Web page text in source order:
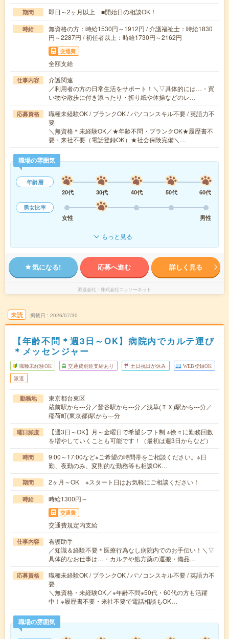
期間 即日～2ヶ月以上 ■開始日の相談OK！
時給
無資格の方：時給1530円～1912円 / 介護福祉士：時給1830
円～2287円 / 初任者以上：時給1730円～2162円
交通費
全額支給
仕事内容
介護関連
／利用者の方の日常生活をサポート！＼▽具体的には…・買
い物や散歩に付き添ったり・折り紙や体操などのレ…
応募資格
職種未経験OK / ブランクOK / パソコンスキル不要 / 英語力不
要
＼無資格＊未経験OK／★年齢不問・ブランクOK★履歴書不
要・来社不要（電話登録OK）★社会保険完備＼…
職場の雰囲気
年齢層
20代
30代 40代 50代
60代
男女比率
女性
男性
もっと見る
気になる! 応募へ進む 詳しく見る
派遣会社 株式会社ニッソーネット
未読 掲載日 2026/07/30
【年齢不問＊週3日～OK】病院内でカルテ運び
＊メッセンジャー
職種未経験OK 交通費別途支給あり 土日祝日が休み WEB登録OK
派遣
勤務地
東京都台東区
蔵前駅から---分／鶯谷駅から---分／浅草(ＴＸ)駅から---分／
稲荷町(東京都)駅から---分
曜日頻度
【週3日～OK】月～金曜日で希望シフト制 ※徐々に勤務回数
を増やしていくことも可能です！（最初は週3日からなど）
時間
9:00～17:00など※ご希望の時間帯をご相談ください。※日
勤、夜勤のみ、変則的な勤務等も相談OK…
期間 2ヶ月～OK ※スタート日はお気軽にご相談ください！
時給 時給1300円～
交通費
交通費規定内支給
仕事内容
看護助手
／知識＆経験不要＊医療行為なし病院内でのお手伝い！＼▽
具体的なお仕事は…・カルテや処方薬の運搬・備品…
応募資格
職種未経験OK / ブランクOK / パソコンスキル不要 / 英語力不
要
＼無資格・未経験OK／※年齢不問※50代・60代の方も活躍
中！※履歴書不要・来社不要で電話相談もOK…
職場の雰囲気